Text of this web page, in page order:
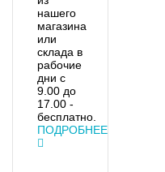
нашего
магазина
или
склада в
рабочие
дни с
9.00 до
17.00 -
бесплатно.
ПОДРОБНЕЕ